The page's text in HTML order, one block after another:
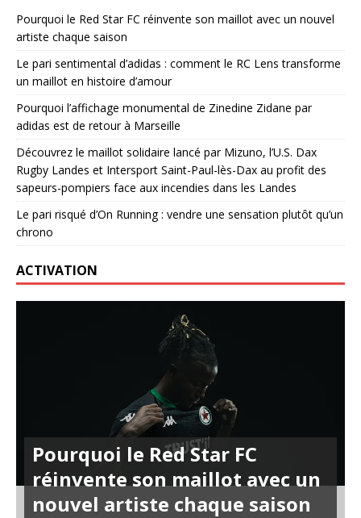
Pourquoi le Red Star FC réinvente son maillot avec un nouvel
artiste chaque saison
Le pari sentimental d’adidas : comment le RC Lens transforme
un maillot en histoire d’amour
Pourquoi l’affichage monumental de Zinedine Zidane par
adidas est de retour à Marseille
Découvrez le maillot solidaire lancé par Mizuno, l’U.S. Dax
Rugby Landes et Intersport Saint-Paul-lès-Dax au profit des
sapeurs-pompiers face aux incendies dans les Landes
Le pari risqué d’On Running : vendre une sensation plutôt qu’un
chrono
ACTIVATION
Pourquoi le Red Star FC
réinvente son maillot avec un
nouvel artiste chaque saison